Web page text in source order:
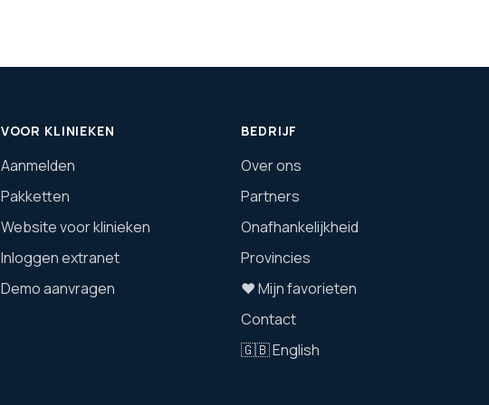
VOOR KLINIEKEN
Aanmelden
Pakketten
Website voor klinieken
Inloggen extranet
Demo aanvragen
BEDRIJF
Over ons
Partners
Onafhankelijkheid
Provincies
❤️ Mijn favorieten
Contact
🇬🇧 English